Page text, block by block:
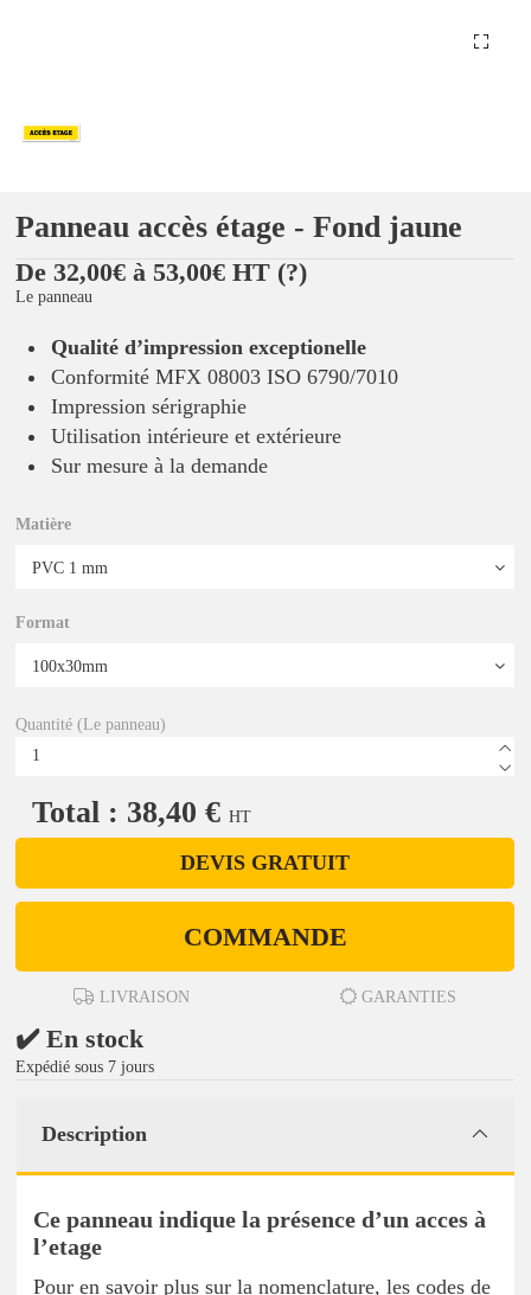
Panneau accès étage - Fond jaune
De 32,00€ à 53,00€ HT (?)
Le panneau
Qualité d’impression exceptionelle
Conformité MFX 08003 ISO 6790/7010
Impression sérigraphie
Utilisation intérieure et extérieure
Sur mesure à la demande
Matière
Format
Quantité (Le panneau)
Total : 38,40 € HT
DEVIS GRATUIT
COMMANDE
LIVRAISON GARANTIES
✔️ En stock
Expédié sous 7 jours
Description
Ce panneau indique la présence d’un acces à
l’etage
Pour en savoir plus sur la nomenclature, les codes de